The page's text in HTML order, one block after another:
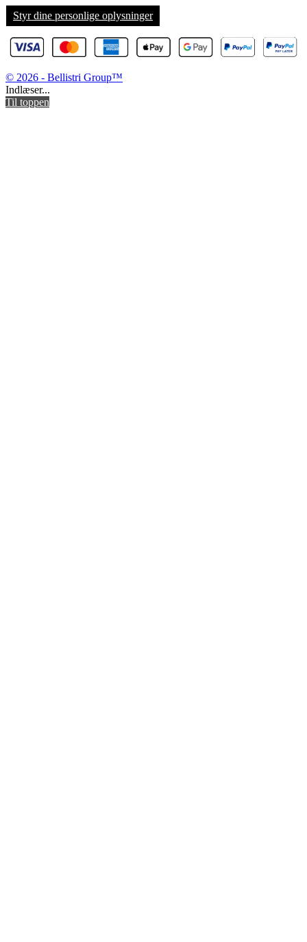
Styr dine personlige oplysninger
© 2026 - Bellistri Group™
Indlæser...
Til toppen